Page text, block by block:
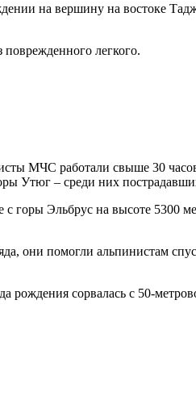
на вершину на востоке
легкого.
МЧС работали свыше 30
Утюг – среди них
Эльбрус на высоте 5300
они помогли альпинистам
сорвалась с 50-